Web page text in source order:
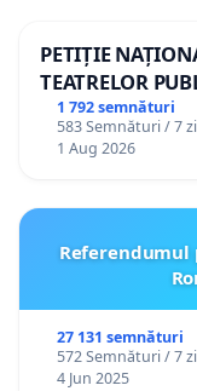
PETIȚIE
TEATRELOR
ROMÂNIA
1 792 semnături
583 Semnături / 7
1 Aug 2026
27 131 semnături
572 Semnături / 7
4 Jun 2025